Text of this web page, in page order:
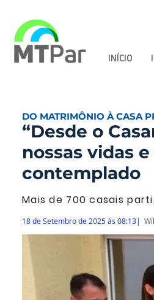
INÍCIO
DO MATRIMÔNIO À CASA
“Desde o
nossas vidas
contemplado
Mais de 700 casais
18 de Setembro de 2025 às 08:13|